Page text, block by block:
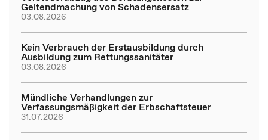
Geltendmachung von Schadensersatz
03.08.2026
Kein Verbrauch der Erstausbildung durch
Ausbildung zum Rettungssanitäter
03.08.2026
Mündliche Verhandlungen zur
Verfassungsmäßigkeit der Erbschaftsteuer
31.07.2026